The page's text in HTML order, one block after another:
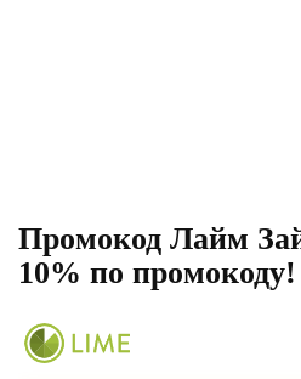
Промокод Лайм
10% по промокоду!